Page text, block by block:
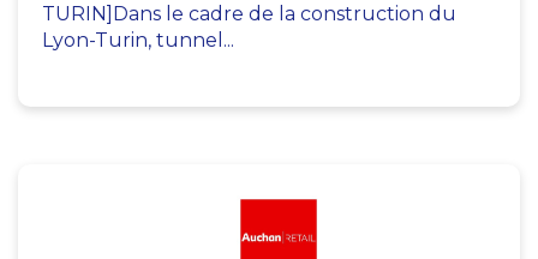
TURIN]Dans le cadre de la construction du
Lyon-Turin, tunnel...